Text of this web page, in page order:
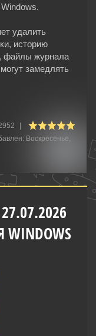
удалить
историю
файлы журнала
замедлять
Воскресенье,